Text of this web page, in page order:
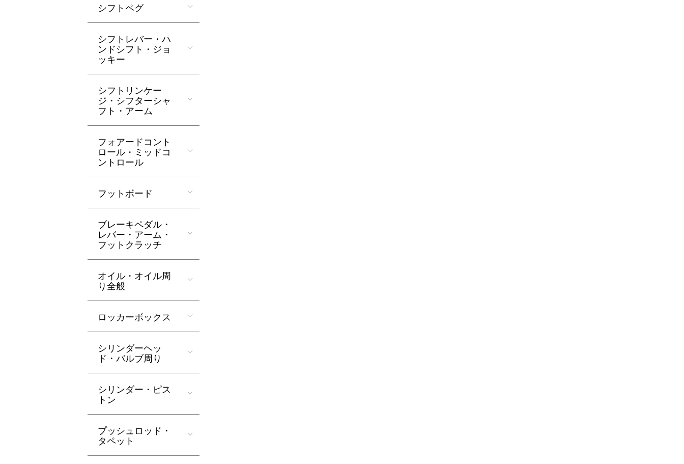
シフトペグ
シフトレバー・ハ
ンドシフト・ジョ
ッキー
シフトリンケー
ジ・シフターシャ
フト・アーム
フォアードコント
ロール・ミッドコ
ントロール
フットボード
ブレーキペダル・
レバー・アーム・
フットクラッチ
オイル・オイル周
り全般
ロッカーボックス
シリンダーヘッ
ド・バルブ周り
シリンダー・ピス
トン
プッシュロッド・
タペット